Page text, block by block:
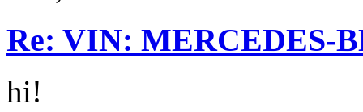
Re: VIN: MERCEDES-
hi!